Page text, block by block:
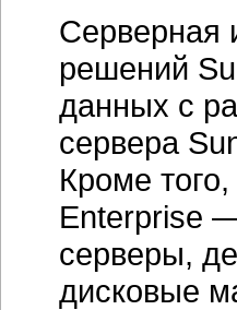
Серверная
решений
данных с
сервера
Кроме
Enterprise
серверы,
дисковые